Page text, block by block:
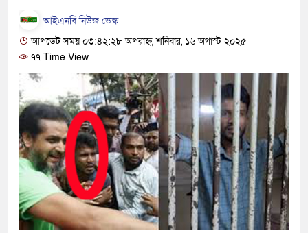
স্বরাষ্ট্রমন্ত্রী
গাজীপুরে সাতজনকে হত্যার
হারুনসহ ১০ জন
ঢাকার চারপাশে সচল হবে নৌপথ,
রাজধানীর দুই মেট্রো স্টেশনে
আদালতকে বলতে চাইলাম ফাঁসি
লতিফ সিদ্দিকী
আইএনবি নিউজ ডেস্ক
আপডেট সময় ০৩:৪২:২৮ অপরাহ্ন, শনিবার, ১৬ অগাস্ট ২০২৫
৭৭ Time View